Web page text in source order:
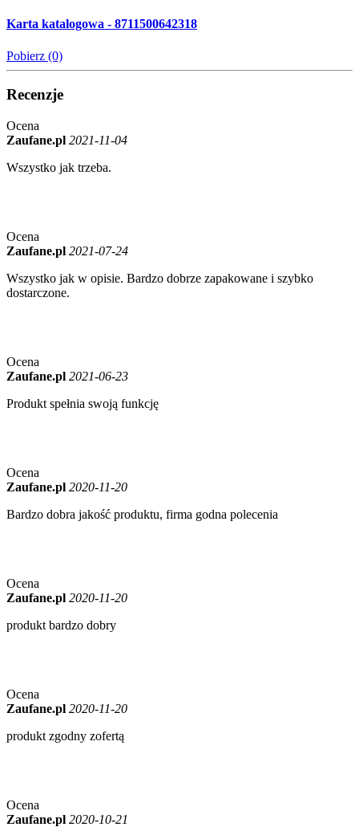
Karta katalogowa - 8711500642318
Pobierz (0)
Recenzje
Ocena
Zaufane.pl 2021-11-04
Wszystko jak trzeba.
Ocena
Zaufane.pl 2021-07-24
Wszystko jak w opisie. Bardzo dobrze zapakowane i szybko
dostarczone.
Ocena
Zaufane.pl 2021-06-23
Produkt spełnia swoją funkcję
Ocena
Zaufane.pl 2020-11-20
Bardzo dobra jakość produktu, firma godna polecenia
Ocena
Zaufane.pl 2020-11-20
produkt bardzo dobry
Ocena
Zaufane.pl 2020-11-20
produkt zgodny zofertą
Ocena
Zaufane.pl 2020-10-21